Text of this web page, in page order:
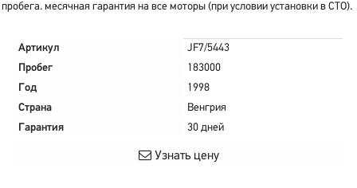
пробега. месячная гарантия на все моторы (при условии установки в СТО).
Артикул
JF7/5443
Пробег
183000
Год
1998
Страна
Венгрия
Гарантия
30 дней
Узнать цену